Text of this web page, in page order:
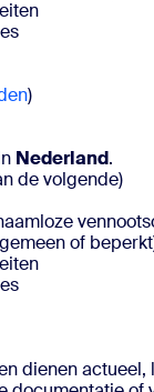
Nederland.
de volgende)
of
dienen